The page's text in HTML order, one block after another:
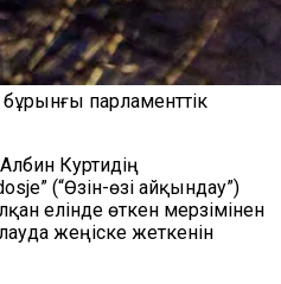
парламенттік
Куртидің
(“Өзін-өзі айқындау”)
елінде өткен мерзімінен
жеңіске жеткенін